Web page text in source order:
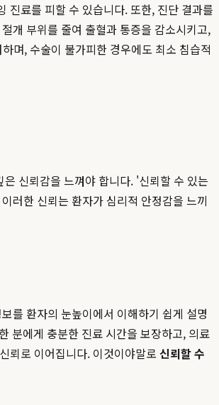
진료를 피할 수 있습니다. 또한, 진단 결과를
개 부위를 줄여 출혈과 통증을 감소시키고,
며, 수술이 불가피한 경우에도 최소 침습적
신뢰감을 느껴야 합니다. '신뢰할 수 있는
러한 신뢰는 환자가 심리적 안정감을 느끼
를 환자의 눈높이에서 이해하기 쉽게 설명
분에게 충분한 진료 시간을 보장하고, 의료
뢰로 이어집니다. 이것이야말로 신뢰할 수